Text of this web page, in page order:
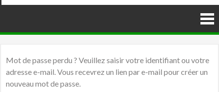
Mot de passe perdu ? Veuillez saisir votre identifiant ou votre
adresse e-mail. Vous recevrez un lien par e-mail pour créer un
nouveau mot de passe.